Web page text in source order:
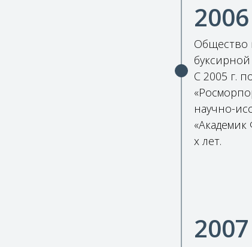
2006
Общество
С 2005 г.
научно-
х лет.